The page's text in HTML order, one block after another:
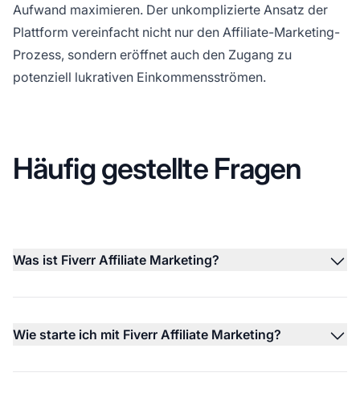
Aufwand maximieren. Der unkomplizierte Ansatz der
Plattform vereinfacht nicht nur den Affiliate-Marketing-
Prozess, sondern eröffnet auch den Zugang zu
potenziell lukrativen Einkommensströmen.
Häufig gestellte Fragen
Was ist Fiverr Affiliate Marketing?
Wie starte ich mit Fiverr Affiliate Marketing?